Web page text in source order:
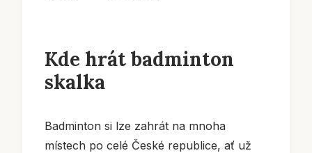
Kde hrát badminton
skalka
Badminton si lze zahrát na mnoha
místech po celé České republice, ať už